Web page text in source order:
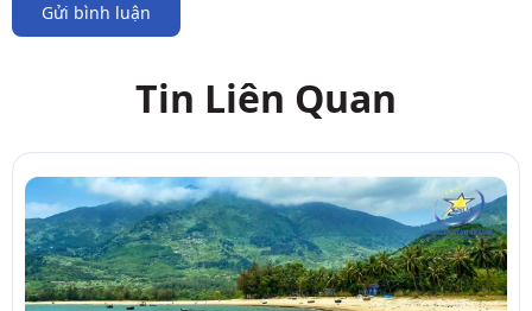
Gửi bình luận
Tin Liên Quan